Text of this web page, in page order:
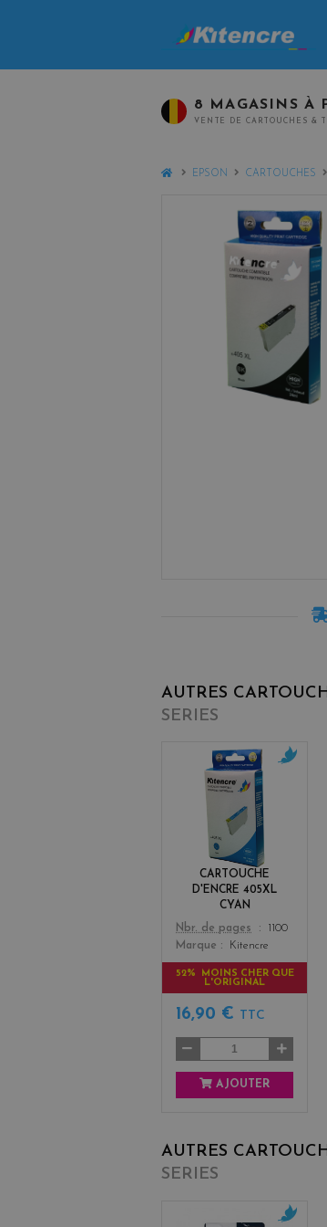
8 MAGASINS À
VENTE DE CARTOUCHES &
HOMEEPSON CARTOUCHES
AUTRES
SERIES
CARTOUCHE
D'ENCRE 405XL
CYAN
Color
Nbr. de pages
1100
Marque
Kitencre
52% MOINS CHER QUE
L'ORIGINAL
16,90 € TTC
AJOUTER
AUTRES
SERIES